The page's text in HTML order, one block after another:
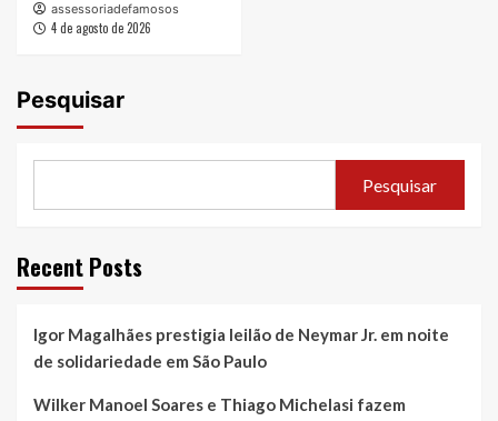
assessoriadefamosos
4 de agosto de 2026
Pesquisar
Pesquisar
Recent Posts
Igor Magalhães prestigia leilão de Neymar Jr. em noite
de solidariedade em São Paulo
Wilker Manoel Soares e Thiago Michelasi fazem